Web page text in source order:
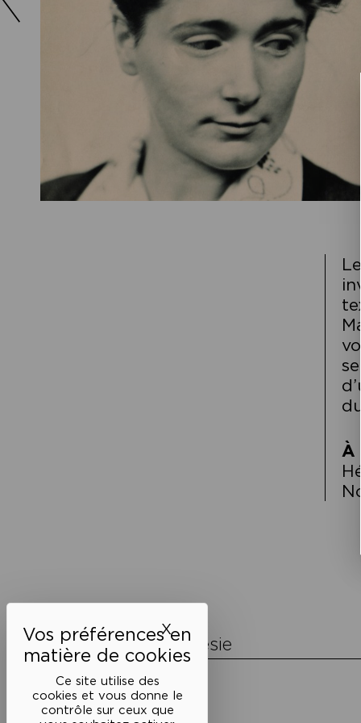
Ce site utilise des
cookies et vous donne le
contrôle sur ceux que
XMasquer le bandeau des
À
l’article
La Maison de la Poésie
Découvrir
En photos
Historique